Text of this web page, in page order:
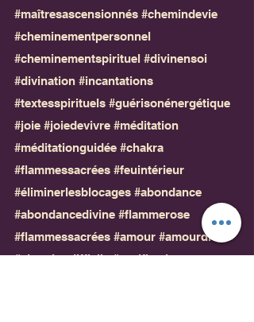
#maîtresascensionnés #chemindevie
#cheminementpersonnel
#cheminementspirituel #divinensoi
#divination #incantations
#textesspirituels #guérisonénergétique
#joie #joiedevivre #méditation
#méditationguidée #chakra
#flammessacrées #feuintérieur
#éliminerlesblocages #abondance
#abondancedivine #flammerose
#flammessacrées #amour #amourdivin
#situationdifficile #purification